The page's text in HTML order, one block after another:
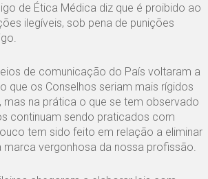
de Ética Médica diz que é proibido ao
ilegíveis, sob pena de punições
de comunicação do País voltaram a
que os Conselhos seriam mais rígidos
na prática o que se tem observado
continuam sendo praticados com
tem sido feito em relação a eliminar
marca vergonhosa da nossa profissão.